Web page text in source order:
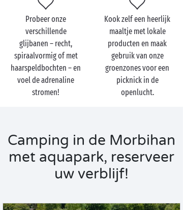
Probeer onze
verschillende
glijbanen – recht,
spiraalvormig of met
haarspeldbochten – en
voel de adrenaline
stromen!
Kook zelf een heerlijk
maaltje met lokale
producten en maak
gebruik van onze
groenzones voor een
picknick in de
openlucht.
Camping in de Morbihan
met aquapark, reserveer
uw verblijf!